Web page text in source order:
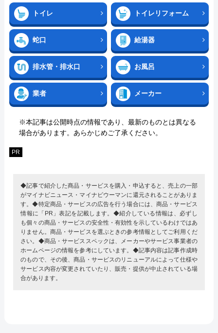
トイレ トイレリフォーム
蛇口 給湯器
排水管・排水口 お風呂
業者 メーカー
※本記事は公開時点の情報であり、最新のものとは異なる
場合があります。あらかじめご了承ください。
PR
◆記事で紹介した商品・サービスを購入・申込すると、売上の一部
がマイナビニュース・マイナビウーマンに還元されることがありま
す。◆特定商品・サービスの広告を行う場合には、商品・サービス
情報に「PR」表記を記載します。◆紹介している情報は、必ずし
も個々の商品・サービスの安全性・有効性を示しているわけではあ
りません。商品・サービスを選ぶときの参考情報としてご利用くだ
さい。◆商品・サービススペックは、メーカーやサービス事業者の
ホームページの情報を参考にしています。◆記事内容は記事作成時
のもので、その後、商品・サービスのリニューアルによって仕様や
サービス内容が変更されていたり、販売・提供が中止されている場
合があります。